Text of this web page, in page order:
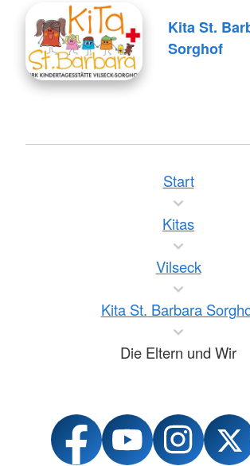
Kita St.
Sorghof
Start
Kitas
Vilseck
Kita St. Barbara
Die Eltern und Wir